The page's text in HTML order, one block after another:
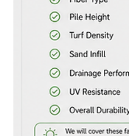
растущим инвестициям
гостеприимства, Ко